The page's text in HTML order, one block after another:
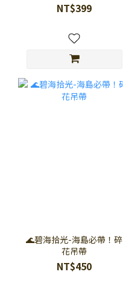
NT$399
🌊碧海拾光-海島必帶！碎
花吊帶
NT$450